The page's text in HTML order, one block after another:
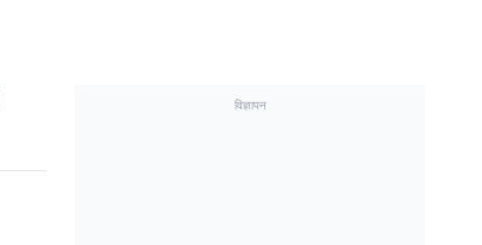
विज्ञापन